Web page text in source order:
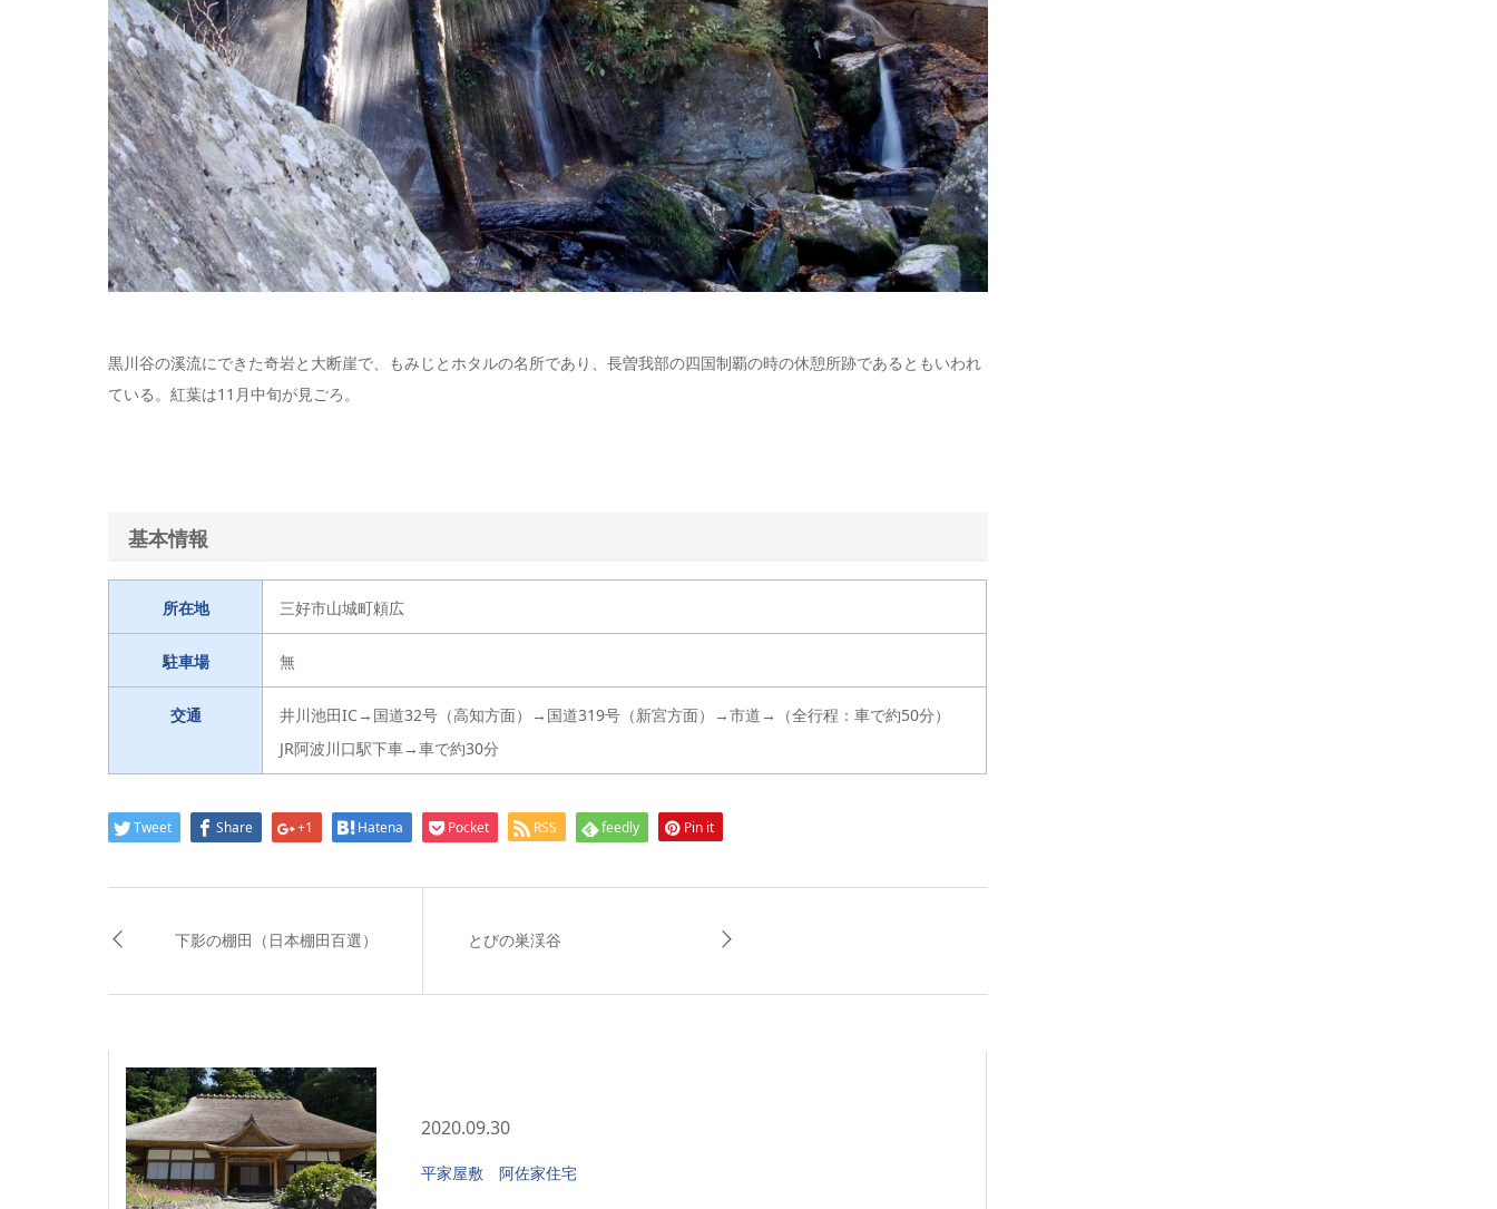
黒川谷の溪流にできた奇岩と大断崖で、もみじとホタルの名所であり、長曽我部の四国制覇の時の休憩所跡であるともいわれ
ている。紅葉は11月中旬が見ごろ。
基本情報
所在地 三好市山城町頼広
駐車場 無
交通
井川池田IC→国道32号（高知方面）→国道319号（新宮方面）→市道→（全行程：車で約50分）
JR阿波川口駅下車→車で約30分
Tweet Share +1 Hatena Pocket RSS feedly Pin it
下影の棚田（日本棚田百選） とびの巣渓谷
2020.09.30
平家屋敷 阿佐家住宅